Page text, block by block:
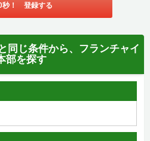
秒！ 登録する
同じ条件から、フランチャイ
部を探す